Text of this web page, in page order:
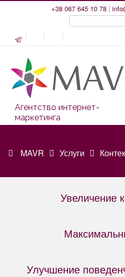
+38 067 645 10 78 |
Агентство интернет-
маркетинга
MAVR Услуги
Увеличение
Улучшение